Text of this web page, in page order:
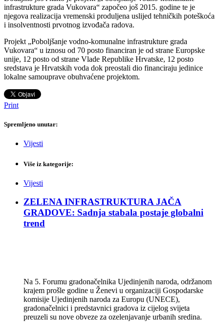
infrastrukture grada Vukovara“ započeo još 2015. godine te je
njegova realizacija vremenski produljena uslijed tehničkih poteškoća
i insolventnosti prvotnog izvođača radova.
Projekt „Poboljšanje vodno-komunalne infrastrukture grada
Vukovara“ u iznosu od 70 posto financiran je od strane Europske
unije, 12 posto od strane Vlade Republike Hrvatske, 12 posto
sredstava je Hrvatskih voda dok preostali dio financiraju jedinice
lokalne samouprave obuhvaćene projektom.
Print
Spremljeno unutar:
Vijesti
Više iz kategorije:
Vijesti
ZELENA INFRASTRUKTURA JAČA
GRADOVE: Sadnja stabala postaje globalni
trend
Na 5. Forumu gradonačelnika Ujedinjenih naroda, održanom
krajem prošle godine u Ženevi u organizaciji Gospodarske
komisije Ujedinjenih naroda za Europu (UNECE),
gradonačelnici i predstavnici gradova iz cijelog svijeta
preuzeli su nove obveze za ozelenjavanje urbanih sredina.